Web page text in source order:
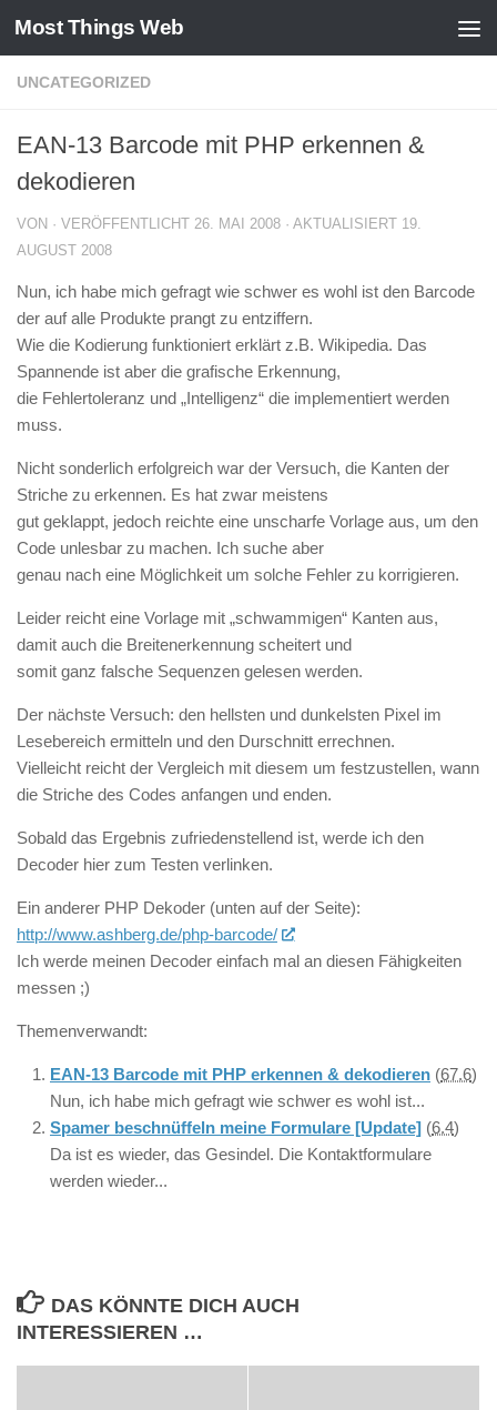
Zum Inhalt springen
Most Things Web
UNCATEGORIZED
EAN-13 Barcode mit PHP erkennen &
dekodieren
VON · VERÖFFENTLICHT 26. MAI 2008 · AKTUALISIERT 19.
AUGUST 2008
Nun, ich habe mich gefragt wie schwer es wohl ist den Barcode
der auf alle Produkte prangt zu entziffern.
Wie die Kodierung funktioniert erklärt z.B. Wikipedia. Das
Spannende ist aber die grafische Erkennung,
die Fehlertoleranz und „Intelligenz“ die implementiert werden
muss.
Nicht sonderlich erfolgreich war der Versuch, die Kanten der
Striche zu erkennen. Es hat zwar meistens
gut geklappt, jedoch reichte eine unscharfe Vorlage aus, um den
Code unlesbar zu machen. Ich suche aber
genau nach eine Möglichkeit um solche Fehler zu korrigieren.
Leider reicht eine Vorlage mit „schwammigen“ Kanten aus,
damit auch die Breitenerkennung scheitert und
somit ganz falsche Sequenzen gelesen werden.
Der nächste Versuch: den hellsten und dunkelsten Pixel im
Lesebereich ermitteln und den Durschnitt errechnen.
Vielleicht reicht der Vergleich mit diesem um festzustellen, wann
die Striche des Codes anfangen und enden.
Sobald das Ergebnis zufriedenstellend ist, werde ich den
Decoder hier zum Testen verlinken.
Ein anderer PHP Dekoder (unten auf der Seite):
http://www.ashberg.de/php-barcode/
Ich werde meinen Decoder einfach mal an diesen Fähigkeiten
messen ;)
Themenverwandt:
EAN-13 Barcode mit PHP erkennen & dekodieren (67.6)
Nun, ich habe mich gefragt wie schwer es wohl ist...
Spamer beschnüffeln meine Formulare [Update] (6.4)
Da ist es wieder, das Gesindel. Die Kontaktformulare
werden wieder...
DAS KÖNNTE DICH AUCH
INTERESSIEREN …